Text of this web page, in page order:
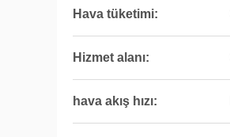
Hava tüketimi:
Hizmet alanı:
hava akış hızı: